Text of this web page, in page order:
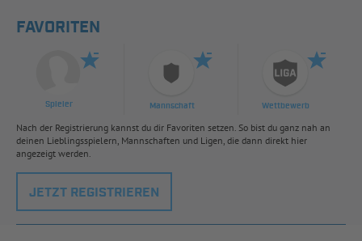
FAVORITEN
Spieler Mannschaft Wettbewerb
Nach der Registrierung kannst du dir Favoriten setzen. So bist du ganz nah an
deinen Lieblingsspielern, Mannschaften und Ligen, die dann direkt hier
angezeigt werden.
JETZT REGISTRIEREN